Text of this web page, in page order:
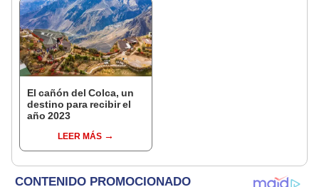
El cañón del Colca, un
destino para recibir el
año 2023
LEER MÁS